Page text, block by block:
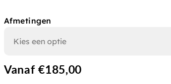
Afmetingen
Vanaf€185,00